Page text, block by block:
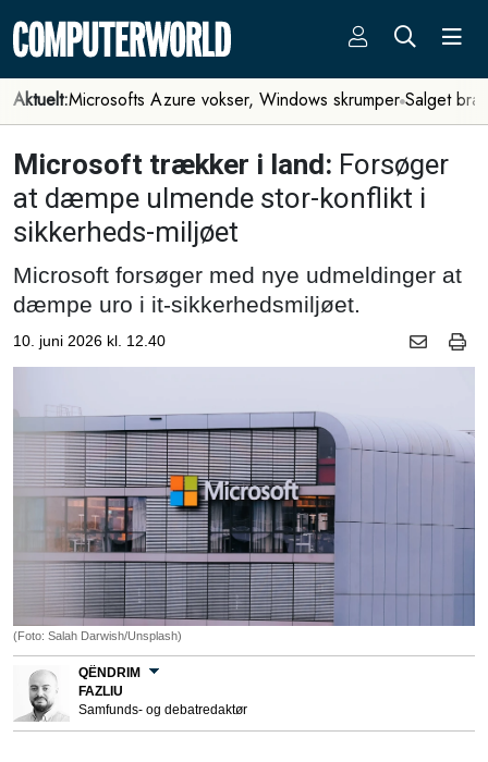
Aktuelt:Microsofts Azure vokser, Windows skrumper Salget
Microsoft trækker i land: Forsøger
at dæmpe ulmende stor-konflikt i
sikkerheds-miljøet
Microsoft forsøger med nye udmeldinger at
dæmpe uro i it-sikkerhedsmiljøet.
10. juni 2026 kl. 12.40
(Foto: Salah Darwish/Unsplash)
QËNDRIM
FAZLIU
Samfunds- og debatredaktør